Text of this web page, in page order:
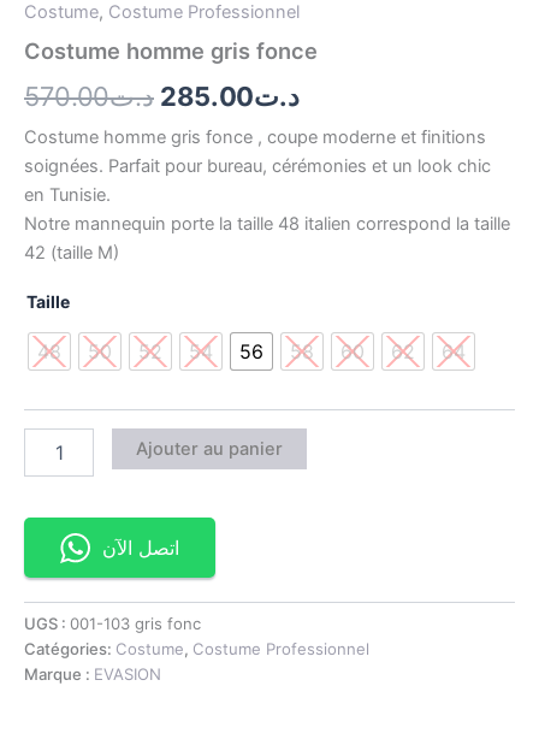
Costume, Costume Professionnel
Costume homme gris fonce
د.ت570.00 د.ت285.00
Costume homme gris fonce , coupe moderne et finitions
soignées. Parfait pour bureau, cérémonies et un look chic
en Tunisie.
Notre mannequin porte la taille 48 italien correspond la taille
42 (taille M)
Taille
48 50 52 54 56 58 60 62 64
Ajouter au panier
اتصل الآن
UGS : 001-103 gris fonc
Catégories: Costume, Costume Professionnel
Marque : EVASION